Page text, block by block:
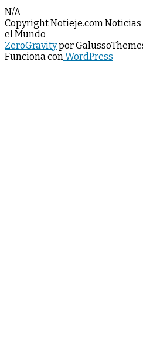
N/A
Copyright Notieje.com Noticias
el Mundo
ZeroGravitypor
Funciona conWordPress